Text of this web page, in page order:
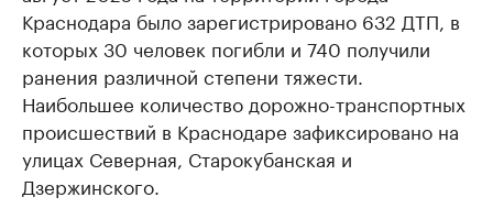
Краснодара было зарегистрировано 632 ДТП, в
которых 30 человек погибли и 740 получили
ранения различной степени тяжести.
Наибольшее количество дорожно-транспортных
происшествий в Краснодаре зафиксировано на
улицах Северная, Старокубанская и
Дзержинского.